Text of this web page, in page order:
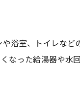
浴室、トイレなど
なった給湯器や水